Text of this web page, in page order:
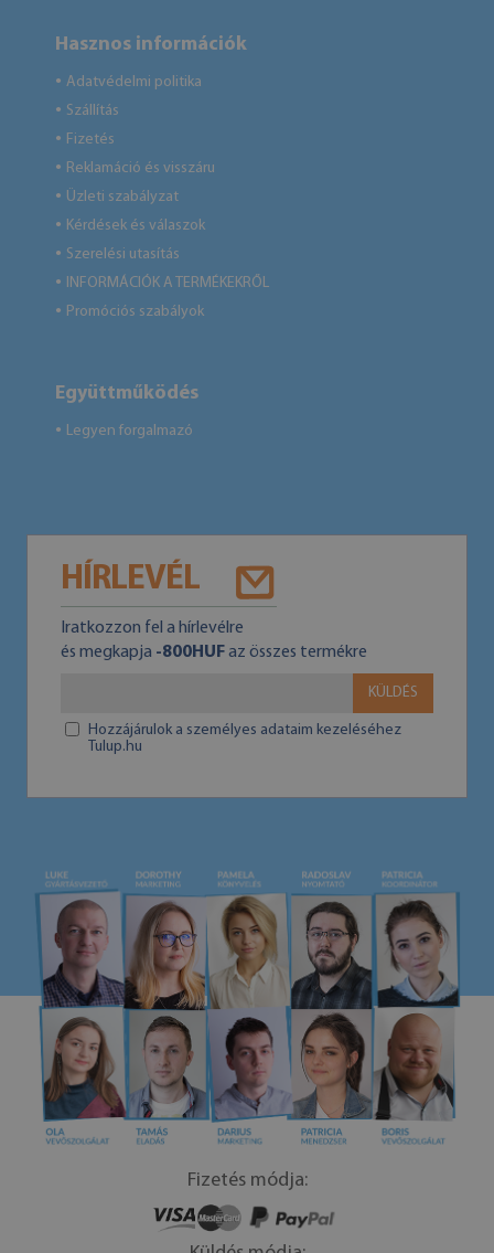
Hasznos információk
● Adatvédelmi politika
● Szállítás
● Fizetés
● Reklamáció és visszáru
● Üzleti szabályzat
● Kérdések és válaszok
● Szerelési utasítás
● INFORMÁCIÓK A TERMÉKEKRŐL
● Promóciós szabályok
Együttműködés
● Legyen forgalmazó
HÍRLEVÉL
Iratkozzon fel a hírlevélre
és megkapja -800HUFaz összes termékre
KÜLDÉS
Hozzájárulok a személyes adataim kezeléséhez
Tulup.hu
Fizetés módja: